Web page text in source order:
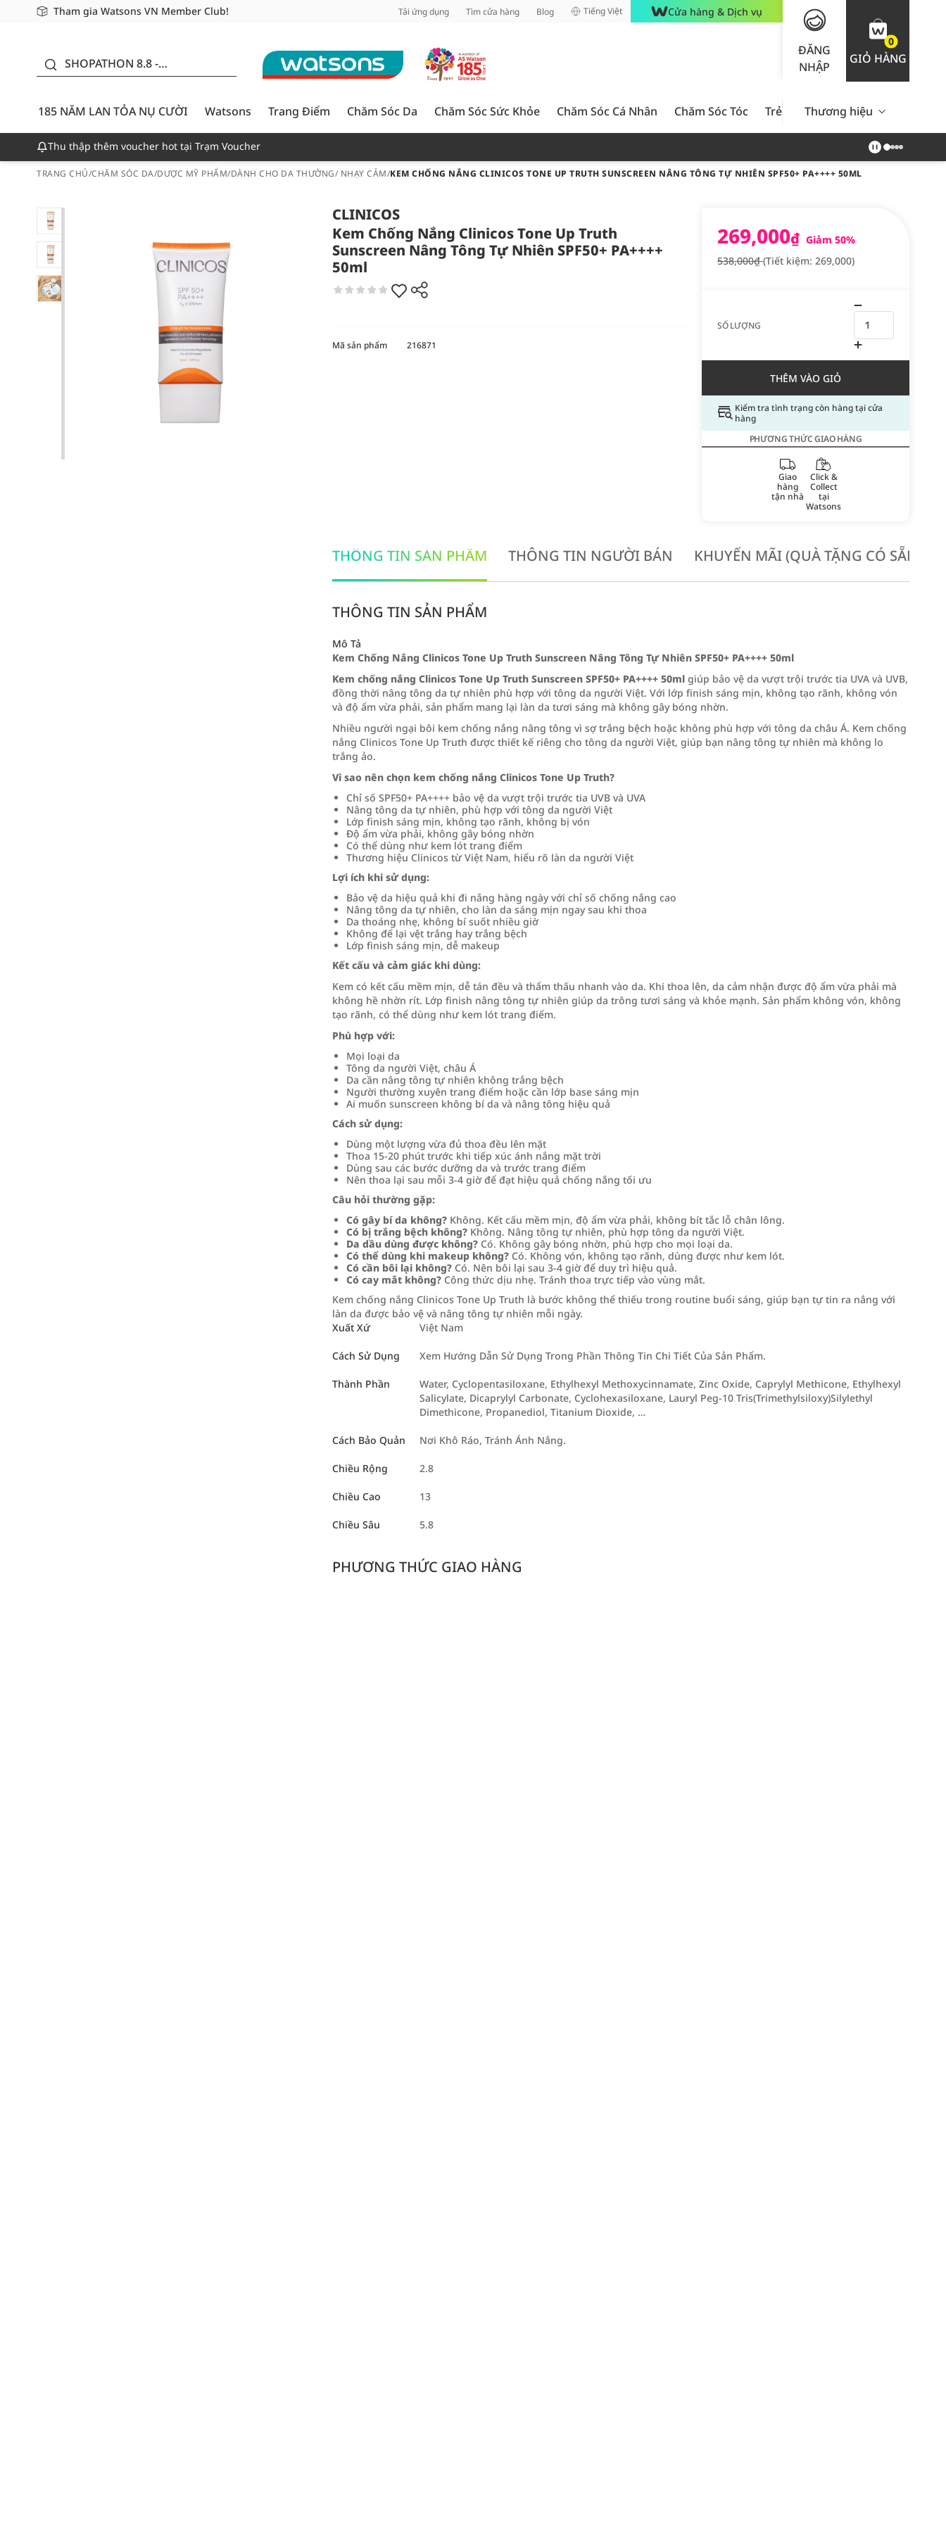
Tham gia Watsons VN Member Club!
Miễn phí giao hàng cho đơn hàng từ 249,000Đ
Giao hàng nhanh 24h - Áp dụng khu vực TP. Hồ Chí Minh Tải ứng dụng Tìm cửa hàng Blog Tiếng Việt Cửa hàng & Dịch vụ
ĐĂNG
NHẬP
0
GIỎ HÀNG
SHOPATHON 8.8 -
CƯỜI - GIẢM ĐẾN
50%
185 NĂM LAN TỎA NỤ CƯỜI
Watsons Trang Điểm Chăm Sóc Da Chăm Sóc Sức Khỏe Chăm Sóc Cá Nhân Chăm Sóc Tóc Trẻ Em Nam Giới Chăm Sóc
Thương hiệu
Thu thập thêm voucher hot tại Trạm Voucher
TRANG CHỦ/CHĂM SÓC DA/DƯỢC MỸ PHẨM/DÀNH CHO DA THƯỜNG/ NHẠY CẢM/KEM CHỐNG NẮNG CLINICOS TONE UP TRUTH SUNSCREEN NÂNG TÔNG TỰ NHIÊN SPF50+ PA++++ 50ML
CLINICOS
Kem Chống Nắng Clinicos Tone Up Truth
Sunscreen Nâng Tông Tự Nhiên SPF50+ PA++++
50ml
269,000₫ Giảm 50%
538,000₫(Tiết kiệm: 269,000)
SỐ LƯỢNG
THÊM VÀO GIỎ
Kiểm tra tình trạng còn hàng tại cửa
hàng
PHƯƠNG THỨC GIAO HÀNG
Giao
hàng
tận nhà
Click &
Collect
tại
Watsons
Mã sản phẩm 216871
THÔNG TIN SẢN PHẨM THÔNG TIN NGƯỜI BÁN KHUYẾN MÃI (QUÀ TẶNG CÓ SẴN
THÔNG TIN SẢN PHẨM
Mô Tả
Kem Chống Nắng Clinicos Tone Up Truth Sunscreen Nâng Tông Tự Nhiên SPF50+ PA++++ 50ml
Kem chống nắng Clinicos Tone Up Truth Sunscreen SPF50+ PA++++ 50ml giúp bảo vệ da vượt trội trước tia UVA và UVB,
đồng thời nâng tông da tự nhiên phù hợp với tông da người Việt. Với lớp finish sáng mịn, không tạo rãnh, không vón
và độ ẩm vừa phải, sản phẩm mang lại làn da tươi sáng mà không gây bóng nhờn.
Nhiều người ngại bôi kem chống nắng nâng tông vì sợ trắng bệch hoặc không phù hợp với tông da châu Á. Kem chống
nắng Clinicos Tone Up Truth được thiết kế riêng cho tông da người Việt, giúp bạn nâng tông tự nhiên mà không lo
trắng ảo.
Vì sao nên chọn kem chống nắng Clinicos Tone Up Truth?
Chỉ số SPF50+ PA++++ bảo vệ da vượt trội trước tia UVB và UVA
Nâng tông da tự nhiên, phù hợp với tông da người Việt
Lớp finish sáng mịn, không tạo rãnh, không bị vón
Độ ẩm vừa phải, không gây bóng nhờn
Có thể dùng như kem lót trang điểm
Thương hiệu Clinicos từ Việt Nam, hiểu rõ làn da người Việt
Lợi ích khi sử dụng:
Bảo vệ da hiệu quả khi đi nắng hàng ngày với chỉ số chống nắng cao
Nâng tông da tự nhiên, cho làn da sáng mịn ngay sau khi thoa
Da thoáng nhẹ, không bí suốt nhiều giờ
Không để lại vệt trắng hay trắng bệch
Lớp finish sáng mịn, dễ makeup
Kết cấu và cảm giác khi dùng:
Kem có kết cấu mềm mịn, dễ tán đều và thẩm thấu nhanh vào da. Khi thoa lên, da cảm nhận được độ ẩm vừa phải mà
không hề nhờn rít. Lớp finish nâng tông tự nhiên giúp da trông tươi sáng và khỏe mạnh. Sản phẩm không vón, không
tạo rãnh, có thể dùng như kem lót trang điểm.
Phù hợp với:
Mọi loại da
Tông da người Việt, châu Á
Da cần nâng tông tự nhiên không trắng bệch
Người thường xuyên trang điểm hoặc cần lớp base sáng mịn
Ai muốn sunscreen không bí da và nâng tông hiệu quả
Cách sử dụng:
Dùng một lượng vừa đủ thoa đều lên mặt
Thoa 15-20 phút trước khi tiếp xúc ánh nắng mặt trời
Dùng sau các bước dưỡng da và trước trang điểm
Nên thoa lại sau mỗi 3-4 giờ để đạt hiệu quả chống nắng tối ưu
Câu hỏi thường gặp:
Có gây bí da không? Không. Kết cấu mềm mịn, độ ẩm vừa phải, không bít tắc lỗ chân lông.
Có bị trắng bệch không? Không. Nâng tông tự nhiên, phù hợp tông da người Việt.
Da dầu dùng được không? Có. Không gây bóng nhờn, phù hợp cho mọi loại da.
Có thể dùng khi makeup không? Có. Không vón, không tạo rãnh, dùng được như kem lót.
Có cần bôi lại không? Có. Nên bôi lại sau 3-4 giờ để duy trì hiệu quả.
Có cay mắt không? Công thức dịu nhẹ. Tránh thoa trực tiếp vào vùng mắt.
Kem chống nắng Clinicos Tone Up Truth là bước không thể thiếu trong routine buổi sáng, giúp bạn tự tin ra nắng với
làn da được bảo vệ và nâng tông tự nhiên mỗi ngày.
Xuất Xứ
Việt Nam
Cách Sử Dụng Xem Hướng Dẫn Sử Dụng Trong Phần Thông Tin Chi Tiết Của Sản Phẩm.
Thành Phần
Water, Cyclopentasiloxane, Ethylhexyl Methoxycinnamate, Zinc Oxide, Caprylyl Methicone, Ethylhexyl
Salicylate, Dicaprylyl Carbonate, Cyclohexasiloxane, Lauryl Peg-10 Tris(Trimethylsiloxy)Silylethyl
Dimethicone, Propanediol, Titanium Dioxide, …
Cách Bảo Quản Nơi Khô Ráo, Tránh Ánh Nắng.
Chiều Rộng 2.8
Chiều Cao 13
Chiều Sâu 5.8
PHƯƠNG THỨC GIAO HÀNG